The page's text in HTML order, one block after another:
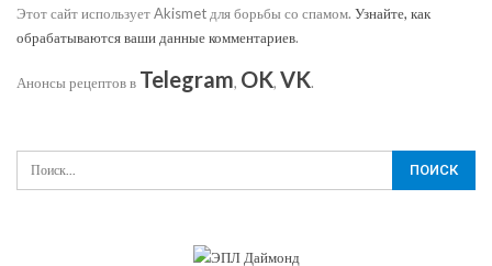
Этот сайт использует Akismet для борьбы со спамом. Узнайте, как
обрабатываются ваши данные комментариев.
Анонсы рецептов в Telegram, OK, VK.